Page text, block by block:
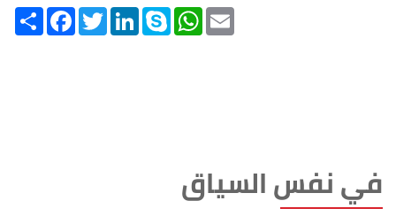
Share FacebookTwitterLinkedInSkype WhatsApp
في نفس السياق